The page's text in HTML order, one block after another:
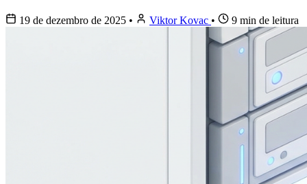
19 de dezembro de 2025 • Viktor Kovac • 9 min de leitura